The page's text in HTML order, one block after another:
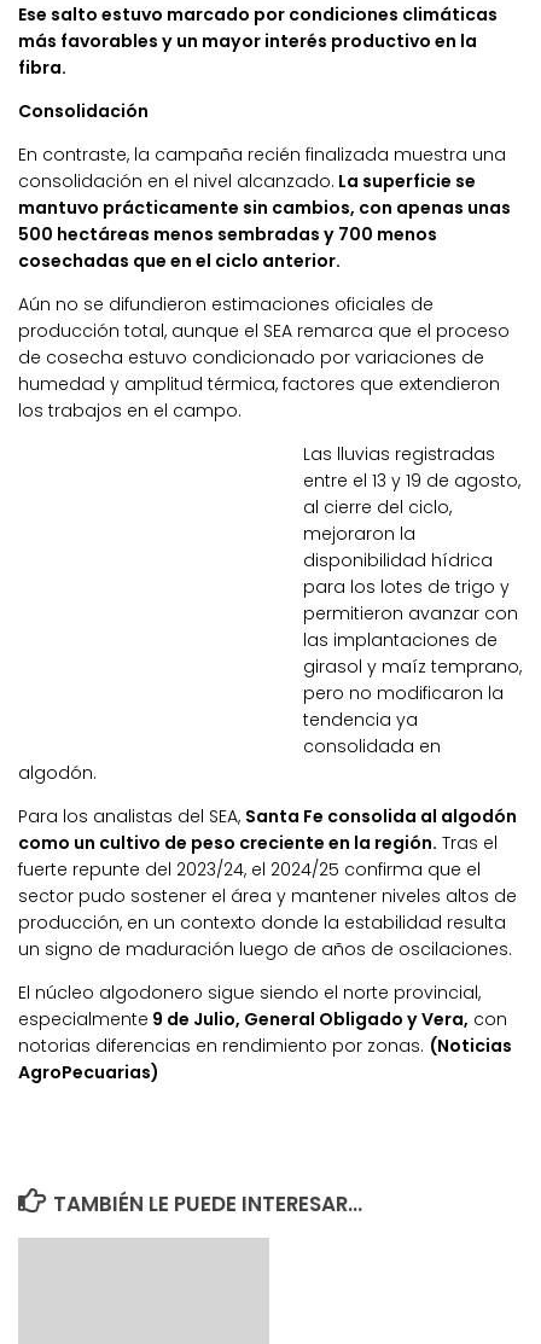
Ese salto estuvo marcado por condiciones climáticas
más favorables y un mayor interés productivo en la
fibra.
Consolidación
En contraste, la campaña recién finalizada muestra una
consolidación en el nivel alcanzado. La superficie se
mantuvo prácticamente sin cambios, con apenas unas
500 hectáreas menos sembradas y 700 menos
cosechadas que en el ciclo anterior.
Aún no se difundieron estimaciones oficiales de
producción total, aunque el SEA remarca que el proceso
de cosecha estuvo condicionado por variaciones de
humedad y amplitud térmica, factores que extendieron
los trabajos en el campo.
Las lluvias registradas
entre el 13 y 19 de agosto,
al cierre del ciclo,
mejoraron la
disponibilidad hídrica
para los lotes de trigo y
permitieron avanzar con
las implantaciones de
girasol y maíz temprano,
pero no modificaron la
tendencia ya
consolidada en
algodón.
Para los analistas del SEA, Santa Fe consolida al algodón
como un cultivo de peso creciente en la región. Tras el
fuerte repunte del 2023/24, el 2024/25 confirma que el
sector pudo sostener el área y mantener niveles altos de
producción, en un contexto donde la estabilidad resulta
un signo de maduración luego de años de oscilaciones.
El núcleo algodonero sigue siendo el norte provincial,
especialmente 9 de Julio, General Obligado y Vera, con
notorias diferencias en rendimiento por zonas. (Noticias
AgroPecuarias)
TAMBIÉN LE PUEDE INTERESAR...